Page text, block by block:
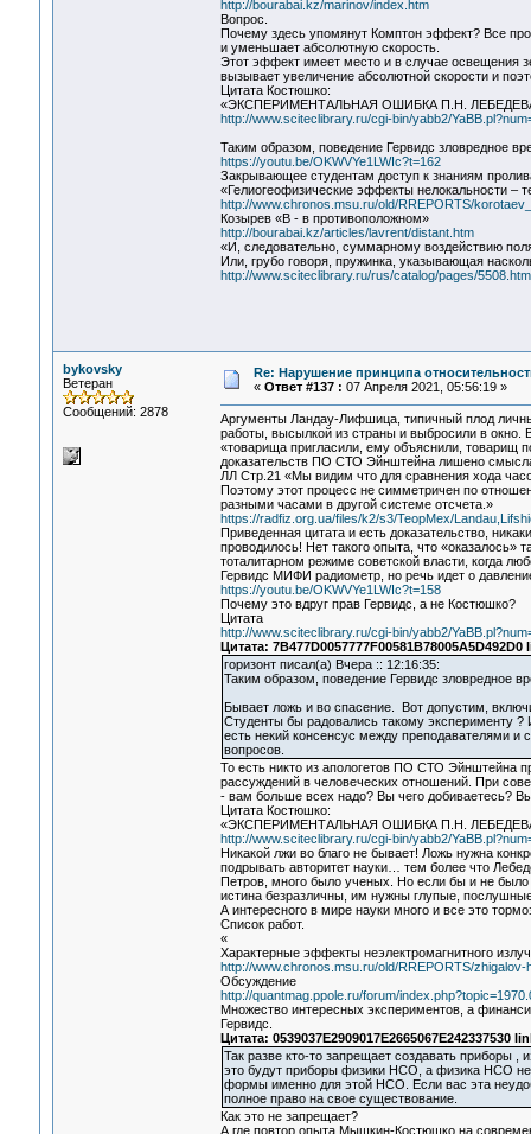
http://bourabai.kz/marinov/index.htm
Вопрос.
Почему здесь упомянут Комптон эффект? Все
и уменьшает абсолютную скорость.
Этот эффект имеет место и в случае освещения
вызывает увеличение абсолютной скорости и
Цитата Костюшко:
«ЭКСПЕРИМЕНТАЛЬНАЯ ОШИБКА П.Н.
http://www.sciteclibrary.ru/cgi-bin/yabb2/
Таким образом, поведение Гервидс зловредное
https://youtu.be/OKWVYe1LWIc?t=162
Закрывающее студентам доступ к знаниям
«Гелиогеофизические эффекты нелокальности –
http://www.chronos.msu.ru/old/RREPORTS/
Козырев «В - в противоположном»
http://bourabai.kz/articles/lavrent/distant.htm
«И, следовательно, суммарному воздействию
Или, грубо говоря, пружинка, указывающая
http://www.sciteclibrary.ru/rus/catalog/pages/
bykovsky
Ветеран
Сообщений: 2878
Re: Нарушение принципа
« Ответ #137 : 07 Апреля 2021, 05:56:19 »
Аргументы Ландау-Лифшица, типичный плод
работы, высылкой из страны и выбросили в окно.
«товарища пригласили, ему объяснили, товарищ
доказательств ПО СТО Эйнштейна лишено
ЛЛ Стр.21 «Мы видим что для сравнения хода
Поэтому этот процесс не симметричен по
разными часами в другой системе отсчета.»
https://radfiz.org.ua/files/k2/s3/TeopMex/
Приведенная цитата и есть доказательство,
проводилось! Нет такого опыта, что «оказалось»
тоталитарном режиме советской власти, когда
Гервидс МИФИ радиометр, но речь идет о
https://youtu.be/OKWVYe1LWIc?t=158
Почему это вдруг прав Гервидс, а не Костюшко?
Цитата
http://www.sciteclibrary.ru/cgi-bin/yabb2/
Цитата:
горизонт писал(а) Вчера :: 12:16:35:
Таким образом, поведение Гервидс зловредное
Бывает ложь и во спасение. Вот допустим,
Студенты бы радовались такому эксперименту
есть некий консенсус между преподавателями
вопросов.
То есть никто из апологетов ПО СТО Эйнштейна
рассуждений в человеческих отношений. При
- вам больше всех надо? Вы чего добиваетесь?
Цитата Костюшко:
«ЭКСПЕРИМЕНТАЛЬНАЯ ОШИБКА П.Н.
http://www.sciteclibrary.ru/cgi-bin/yabb2/
Никакой лжи во благо не бывает! Ложь нужна
подрывать авторитет науки… тем более что
Петров, много было ученых. Но если бы и не было
истина безразличны, им нужны глупые,
А интересного в мире науки много и все это
Список работ.
«
Характерные эффекты неэлектромагнитного
http://www.chronos.msu.ru/old/RREPORTS/
Обсуждение
http://quantmag.ppole.ru/forum/
Множество интересных экспериментов, а
Гервидс.
Цитата: 0539037E2909017E2665067E242337530
Так разве кто-то запрещает создавать приборы
это будут приборы физики НСО, а физика НСО
формы именно для этой НСО. Если вас эта
полное право на свое существование.
Как это не запрещает?
А где повтор опыта Мышкин-Костюшко на